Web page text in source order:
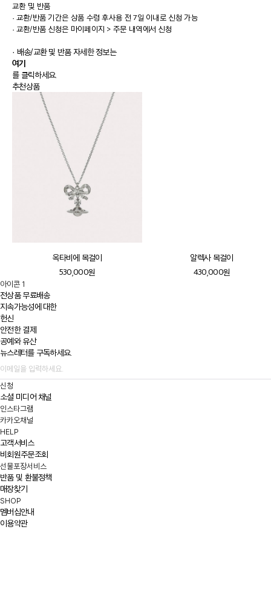
교환 및 반품
· 교환/반품 기간은 상품 수령 후사용 전 7일 이내로 신청 가능
· 교환/반품 신청은 마이페이지 > 주문 내역에서 신청
· 배송/교환 및 반품 자세한 정보는
여기
를 클릭하세요.
추천상품
옥타비에 목걸이
530,000원
알렉사 목걸이
430,000원
아이콘 1
전상품 무료배송
지속가능성에 대한
헌신
안전한 결제
공예와 유산
뉴스레터를 구독하세요.
신청
소셜 미디어 채널
인스타그램
카카오채널
HELP
고객서비스
비회원주문조회
선물포장서비스
반품 및 환불정책
매장찾기
SHOP
멤버십안내
이용약관